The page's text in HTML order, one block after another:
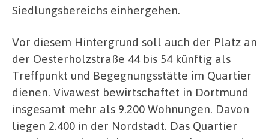
Siedlungsbereichs einhergehen.
Vor diesem Hintergrund soll auch der Platz an
der Oesterholzstraße 44 bis 54 künftig als
Treffpunkt und Begegnungsstätte im Quartier
dienen. Vivawest bewirtschaftet in Dortmund
insgesamt mehr als 9.200 Wohnungen. Davon
liegen 2.400 in der Nordstadt. Das Quartier